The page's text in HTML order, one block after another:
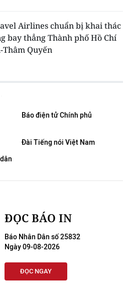
Airlines chuẩn bị khai thác
bay thẳng Thành phố Hồ Chí
Quyến
Báo điện tử Chính phủ
Đài Tiếng nói Việt Nam
ĐỌC BÁO IN
Báo Nhân Dân số 25832
Ngày 09-08-2026
ĐỌC NGAY